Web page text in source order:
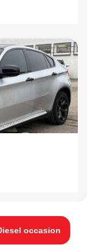
occasion